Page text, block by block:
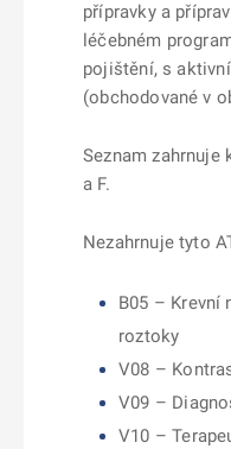
přípravky a
léčebném
pojištění, s
(obchodované v
Seznam zahrnuje
a F.
Nezahrnuje tyto
B05 – Krevní
roztoky
V08 –
V09 –
V10 –